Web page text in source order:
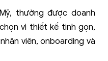
thường được doanh
vì thiết kế tinh gọn,
viên, onboarding và